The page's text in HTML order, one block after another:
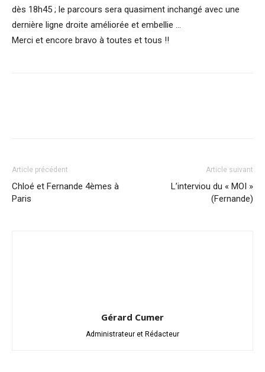
dès 18h45 ; le parcours sera quasiment inchangé avec une
dernière ligne droite améliorée et embellie …
Merci et encore bravo à toutes et tous !!
Article précédent
Chloé et Fernande 4èmes à
Paris
Article suivant
L’interviou du « MOI »
(Fernande)
Gérard Cumer
Administrateur et Rédacteur